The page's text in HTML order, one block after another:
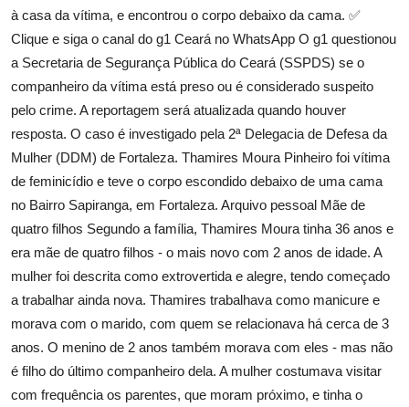
à casa da vítima, e encontrou o corpo debaixo da cama. ✅
Clique e siga o canal do g1 Ceará no WhatsApp O g1 questionou
a Secretaria de Segurança Pública do Ceará (SSPDS) se o
companheiro da vítima está preso ou é considerado suspeito
pelo crime. A reportagem será atualizada quando houver
resposta. O caso é investigado pela 2ª Delegacia de Defesa da
Mulher (DDM) de Fortaleza. Thamires Moura Pinheiro foi vítima
de feminicídio e teve o corpo escondido debaixo de uma cama
no Bairro Sapiranga, em Fortaleza. Arquivo pessoal Mãe de
quatro filhos Segundo a família, Thamires Moura tinha 36 anos e
era mãe de quatro filhos - o mais novo com 2 anos de idade. A
mulher foi descrita como extrovertida e alegre, tendo começado
a trabalhar ainda nova. Thamires trabalhava como manicure e
morava com o marido, com quem se relacionava há cerca de 3
anos. O menino de 2 anos também morava com eles - mas não
é filho do último companheiro dela. A mulher costumava visitar
com frequência os parentes, que moram próximo, e tinha o